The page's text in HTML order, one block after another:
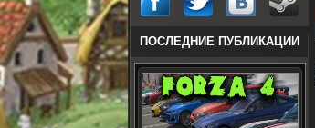
ПОСЛЕДНИЕ ПУБЛИКАЦИИ